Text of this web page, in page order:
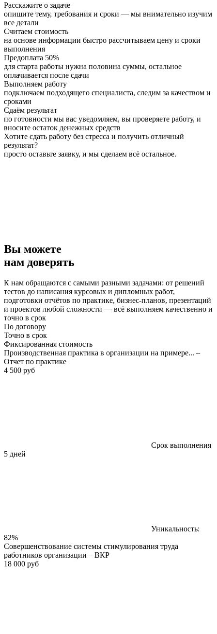
Расскажите о задаче
опишите тему, требования и сроки — мы внимательно изучим
все детали
Считаем стоимость
на основе информации быстро рассчитываем цену и сроки
выполнения
Предоплата 50%
для старта работы нужна половина суммы, остальное
оплачивается после сдачи
Выполняем работу
подключаем подходящего специалиста, следим за качеством и
сроками
Сдаём результат
по готовности мы вас уведомляем, вы проверяете работу, и
вносите остаток денежных средств
Хотите сдать работу без стресса и получить отличный
результат?
просто оставьте заявку, и мы сделаем всё остальное.
Вы можете
нам доверять
К нам обращаются с самыми разными задачами: от решений
тестов до написания курсовых и дипломных работ,
подготовки отчётов по практике, бизнес-планов, презентаций
и проектов любой сложности — всё выполняем качественно и
точно в срок
По договору
Точно в срок
Фиксированная стоимость
Производственная практика в организации на примере... –
Отчет по практике
4 500 руб
Срок выполнения
5 дней
Уникальность:
82%
Совершенствование системы стимулирования труда
работников организации – ВКР
18 000 руб